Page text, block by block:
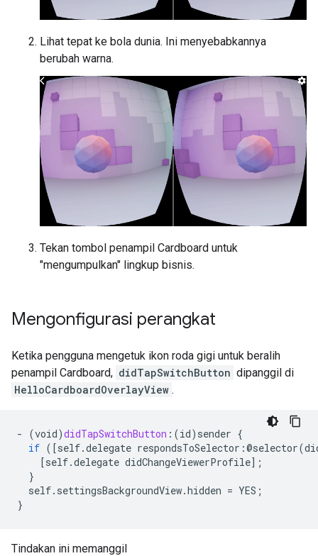
Lihat tepat ke bola dunia. Ini menyebabkannya
berubah warna.
Tekan tombol penampil Cardboard untuk
"mengumpulkan" lingkup bisnis.
Mengonfigurasi perangkat
Ketika pengguna mengetuk ikon roda gigi untuk beralih
penampil Cardboard, didTapSwitchButton dipanggil di
HelloCardboardOverlayView .
- (void)didTapSwitchButton :(id) sender {
if ( [self.delegate
[self.delegate didChangeViewerProfile] ;
}
self. settingsBackgroundView.hidden = YES ;
}
Tindakan ini memanggil